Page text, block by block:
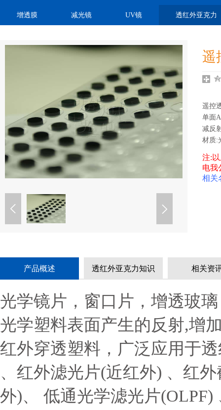
增透膜 减光镜 UV镜 透红外亚克力
遥
遥控
单面
减反
材质:
注:
电我
相关
产品概述 透红外亚克力知识 相关资
光学镜片，窗口片，增透玻
光学塑料表面产生的反射,增
红外穿透塑料，广泛应用于
、红外滤光片(近红外) 、红
外)、 低通光学滤光片(OLPF)